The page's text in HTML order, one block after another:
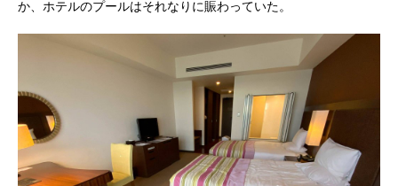
か、ホテルのプールはそれなりに賑わっていた。